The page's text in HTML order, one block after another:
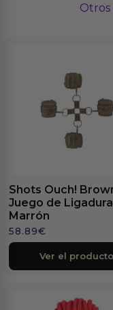
Shots Ouch!
Juego de
Marrón
58.89€
Ver el producto